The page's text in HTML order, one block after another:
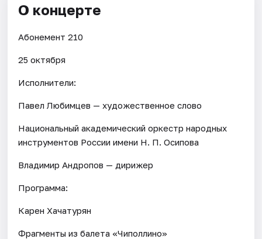
О концерте
Абонемент 210
25 октября
Исполнители:
Павел Любимцев — художественное слово
Национальный академический оркестр народных
инструментов России имени Н. П. Осипова
Владимир Андропов — дирижер
Программа:
Карен Хачатурян
Фрагменты из балета «Чиполлино»